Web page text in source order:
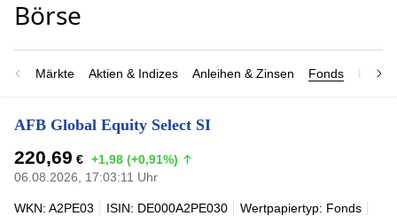
Märkte Aktien & Indizes Anleihen & Zinsen Fonds
AFB Global Equity Select SI
220,69 € +1,98 (+0,91%)
06.08.2026, 17:03:11 Uhr
WKN: A2PE03 ISIN: DE000A2PE030
Wertpapiertyp: Fonds